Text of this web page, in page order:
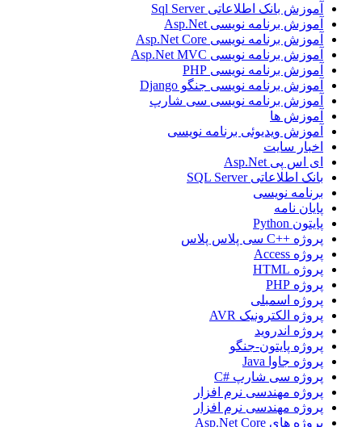
آموزش بانک اطلاعاتی Sql Server
آموزش برنامه نویسی Asp.Net
آموزش برنامه نویسی Asp.Net Core
آموزش برنامه نویسی Asp.Net MVC
آموزش برنامه نویسی PHP
آموزش برنامه نویسی جنگو Django
آموزش برنامه نویسی سی شارپ
آموزش ها
آموزش ویدیوئی برنامه نویسی
اخبار سایت
ای اس پی Asp.Net
بانک اطلاعاتی SQL Server
برنامه نویسی
پایان نامه
پایتون Python
پروژه ++C سی پلاس پلاس
پروژه Access
پروژه HTML
پروژه PHP
پروژه اسمبلی
پروژه الکترونیک AVR
پروژه اندروید
پروژه پایتون-جنگو
پروژه جاوا Java
پروژه سی شارپ #C
پروژه مهندسی نرم افزار
پروژه مهندسی نرم افزار
پروژه های Asp.Net Core